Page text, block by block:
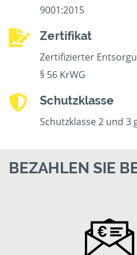
9001:2015
Zertifikat
Zertifizierter
§ 56 KrWG
Schutzklasse
Schutzklasse 2 und 3
BEZAHLEN SIE